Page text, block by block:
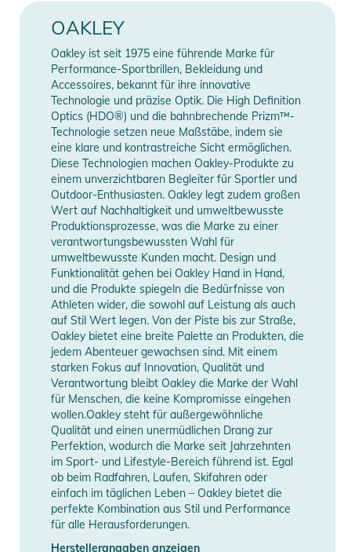
- Jacke mit durchgehendem Reißverschluss
- Drei-Punkt-Kapuzenverstellsystem
- Fronttaschen mit Reißverschluss
- RFID-Passtasche
- Unterarm-Belüftung
- Schneefang
- Cinch-System am Saum
- 154 Gramm
- Performance Passform
Produktinformationen und
Sicherheitshinweise
Gebrauchsanweisungen, Sicherheitshinweise und Warnungen
finden Sie direkt am Produkt.
Material 100% Polyester
Manufacturer
Information
Herstellerangaben
anzeigen
OAKLEY
Oakley ist seit 1975 eine führende Marke für
Performance-Sportbrillen, Bekleidung und
Accessoires, bekannt für ihre innovative
Technologie und präzise Optik. Die High Definition
Optics (HDO®) und die bahnbrechende Prizm™-
Technologie setzen neue Maßstäbe, indem sie
eine klare und kontrastreiche Sicht ermöglichen.
Diese Technologien machen Oakley-Produkte zu
einem unverzichtbaren Begleiter für Sportler und
Outdoor-Enthusiasten. Oakley legt zudem großen
Wert auf Nachhaltigkeit und umweltbewusste
Produktionsprozesse, was die Marke zu einer
verantwortungsbewussten Wahl für
umweltbewusste Kunden macht. Design und
Funktionalität gehen bei Oakley Hand in Hand,
und die Produkte spiegeln die Bedürfnisse von
Athleten wider, die sowohl auf Leistung als auch
auf Stil Wert legen. Von der Piste bis zur Straße,
Oakley bietet eine breite Palette an Produkten, die
jedem Abenteuer gewachsen sind. Mit einem
starken Fokus auf Innovation, Qualität und
Verantwortung bleibt Oakley die Marke der Wahl
für Menschen, die keine Kompromisse eingehen
wollen.Oakley steht für außergewöhnliche
Qualität und einen unermüdlichen Drang zur
Perfektion, wodurch die Marke seit Jahrzehnten
im Sport- und Lifestyle-Bereich führend ist. Egal
ob beim Radfahren, Laufen, Skifahren oder
einfach im täglichen Leben – Oakley bietet die
perfekte Kombination aus Stil und Performance
für alle Herausforderungen.
Herstellerangaben anzeigen